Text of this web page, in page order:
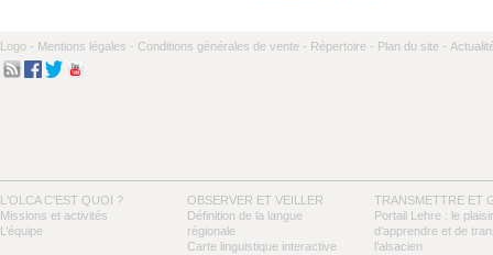
Logo - Mentions légales - Conditions générales de vente - Répertoire - Plan du site -
L'OLCA C'EST QUOI ?
Missions et activités
L’équipe
OBSERVER ET VEILLER
Définition de la langue
régionale
Carte linguistique interactive
TRANSMETTRE ET
Portail Lehre : le plaisir
d’apprendre et de
l’alsacien